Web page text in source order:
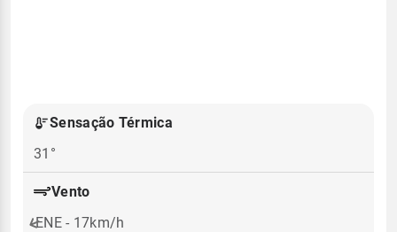
Sensação Térmica
31°
Vento
ENE - 17km/h